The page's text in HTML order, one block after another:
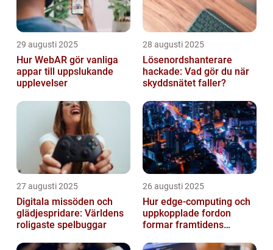
29 augusti 2025
Hur WebAR gör vanliga
appar till uppslukande
upplevelser
28 augusti 2025
Lösenordshanterare
hackade: Vad gör du när
skyddsnätet faller?
27 augusti 2025
Digitala missöden och
glädjespridare: Världens
roligaste spelbuggar
26 augusti 2025
Hur edge‑computing och
uppkopplade fordon
formar framtidens